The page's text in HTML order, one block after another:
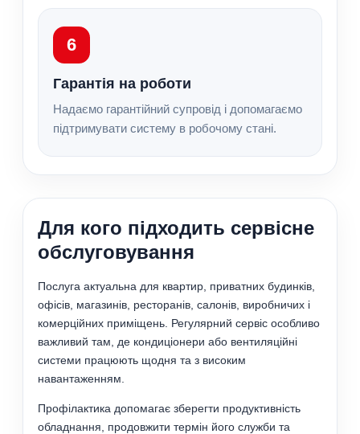
6
Гарантія на роботи
Надаємо гарантійний супровід і допомагаємо
підтримувати систему в робочому стані.
Для кого підходить сервісне
обслуговування
Послуга актуальна для квартир, приватних будинків,
офісів, магазинів, ресторанів, салонів, виробничих і
комерційних приміщень. Регулярний сервіс особливо
важливий там, де кондиціонери або вентиляційні
системи працюють щодня та з високим
навантаженням.
Профілактика допомагає зберегти продуктивність
обладнання, продовжити термін його служби та